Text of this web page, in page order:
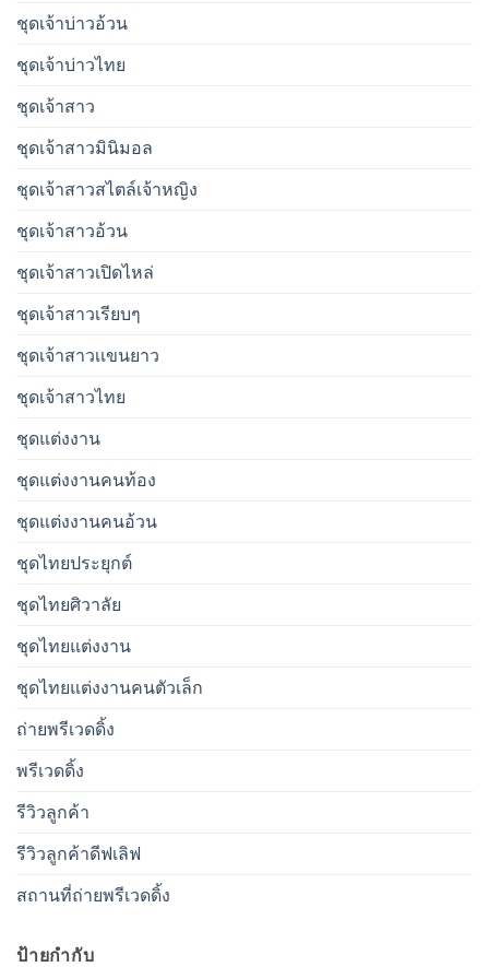
ชุดเจ้าบ่าวอ้วน
ชุดเจ้าบ่าวไทย
ชุดเจ้าสาว
ชุดเจ้าสาวมินิมอล
ชุดเจ้าสาวสไตล์เจ้าหญิง
ชุดเจ้าสาวอ้วน
ชุดเจ้าสาวเปิดไหล่
ชุดเจ้าสาวเรียบๆ
ชุดเจ้าสาวเเขนยาว
ชุดเจ้าสาวไทย
ชุดแต่งงาน
ชุดแต่งงานคนท้อง
ชุดแต่งงานคนอ้วน
ชุดไทยประยุกต์
ชุดไทยศิวาลัย
ชุดไทยแต่งงาน
ชุดไทยแต่งงานคนตัวเล็ก
ถ่ายพรีเวดดิ้ง
พรีเวดดิ้ง
รีวิวลูกค้า
รีวิวลูกค้าดีฟเลิฟ
สถานที่ถ่ายพรีเวดดิ้ง
ป้ายกำกับ